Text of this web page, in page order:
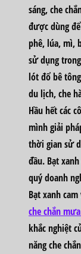
sáng, che
được dùng
phê, lúa, mì,
sử dụng
lót đổ bê
du lịch, che
Hầu hết các
mình giải
thời gian sử
đầu. Bạt
quý doanh
Bạt xanh
che chắn
khắc nghiệt
năng che